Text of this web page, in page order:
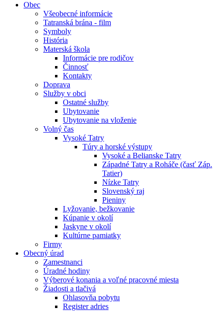
Obec
Všeobecné informácie
Tatranská brána - film
Symboly
História
Materská škola
Informácie pre rodičov
Činnosť
Kontakty
Doprava
Služby v obci
Ostatné služby
Ubytovanie
Ubytovanie na vloženie
Volný čas
Vysoké Tatry
Túry a horské výstupy
Vysoké a Belianske Tatry
Západné Tatry a Roháče (časť Záp.
Tatier)
Nízke Tatry
Slovenský raj
Pieniny
Lyžovanie, bežkovanie
Kúpanie v okolí
Jaskyne v okolí
Kultúrne pamiatky
Firmy
Obecný úrad
Zamestnanci
Úradné hodiny
Výberové konania a voľné pracovné miesta
Žiadosti a tlačivá
Ohlasovňa pobytu
Register adries